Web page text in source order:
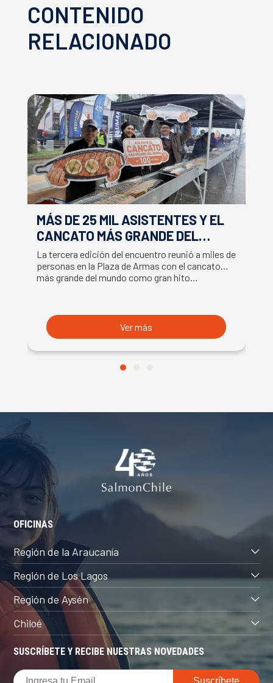
CONTENIDO
RELACIONADO
MÁS DE 25 MIL ASISTENTES Y EL
CANCATO MÁS GRANDE DEL
MUNDO MARCAN EXITOSO CIERRE
DE LA SEMANA DEL SALMÓN
La tercera edición del encuentro reunió a miles de
personas en la Plaza de Armas con el cancato
más grande del mundo como gran hito…
Ver más
SUSCRÍBETE Y RECIBE NUESTRAS NOVEDADES
OFICINAS
Región de la Araucanía
Región de Los Lagos
Región de Aysén
Chiloé